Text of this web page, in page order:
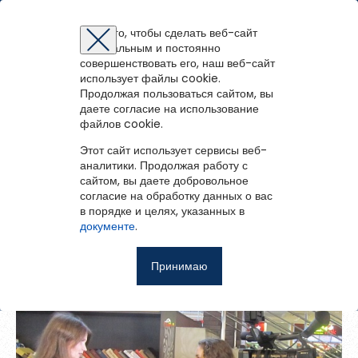
Северодвинск)
К списку альбомов
«Библиотекарь – первый вестник
Красоты и Знания»
Поделиться
Для того, чтобы сделать веб-сайт
оптимальным и постоянно
совершенствовать его, наш веб-сайт
использует файлы cookie.
Продолжая пользоваться сайтом, вы
даете согласие на использование
файлов cookie.
Этот сайт использует сервисы веб-
аналитики. Продолжая работу с
сайтом, вы даете добровольное
согласие на обработку данных о вас
в порядке и целях, указанных в
документе.
Принимаю
Перейти на портал
Авторизация
Для того чтобы получить доступ к полнотекстовым документам и
записям вебинаров необходимо авторизоваться.
Если у вас еще нет учетной записи,зарегистрируйтесь.
Запомнить меня
Восстановить пароль
Восстановление пароля
Восстановить пароль
Введите эл.почту, привязанную к профилю на портале. На
неё мы отправим ссылку для восстановления пароля.
Регистрация на портале
Зарегистрированные пользователи имеют доступ к
методическим рекомендациям, сценариям мероприятий,
библиографическим и другим полнотекстовым документам, а
также к записям вебинаров.
Ошибка регистрации.Перезагрузите
снова
Вы успешно зарегистрированы!
зарегистрироваться